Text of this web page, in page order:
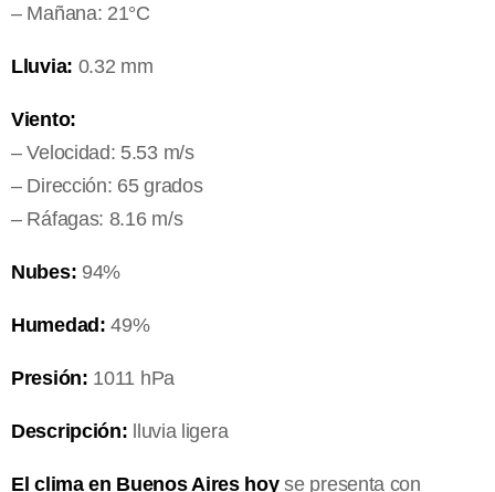
– Mañana: 21°C
Lluvia: 0.32 mm
Viento:
– Velocidad: 5.53 m/s
– Dirección: 65 grados
– Ráfagas: 8.16 m/s
Nubes: 94%
Humedad: 49%
Presión: 1011 hPa
Descripción: lluvia ligera
El clima en Buenos Aires hoyse presenta con